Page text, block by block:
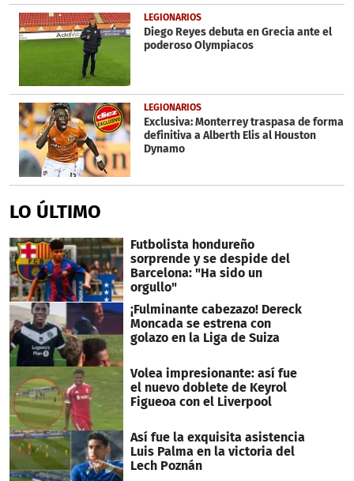
LEGIONARIOS
Diego Reyes debuta en Grecia ante el
poderoso Olympiacos
LEGIONARIOS
Exclusiva: Monterrey traspasa de forma
definitiva a Alberth Elis al Houston
Dynamo
LO ÚLTIMO
Futbolista hondureño
sorprende y se despide del
Barcelona: "Ha sido un
orgullo"
¡Fulminante cabezazo! Dereck
Moncada se estrena con
golazo en la Liga de Suiza
Volea impresionante: así fue
el nuevo doblete de Keyrol
Figueoa con el Liverpool
Así fue la exquisita asistencia
Luis Palma en la victoria del
Lech Poznán